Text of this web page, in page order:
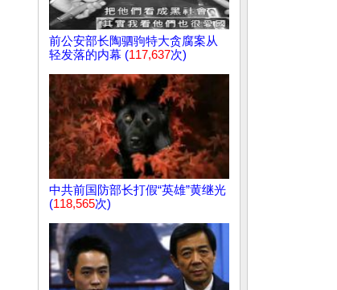
前公安部长陶驷驹特大贪腐案从
轻发落的内幕 (117,637次)
中共前国防部长打假“英雄”黄继光
(118,565次)